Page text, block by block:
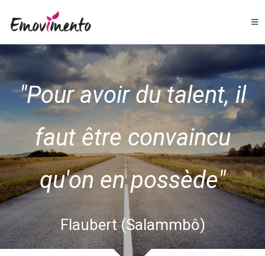
"Pour avoir du talent, il
faut être convaincu
qu'on en possède"
Flaubert (Salammbô)